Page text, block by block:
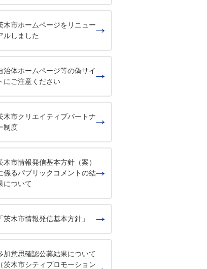
木市ホームページをリニュー
ルしました
治体ホームページ等の偽サイ
にご注意ください
木市クリエイティブパートナ
制度
木市情報発信基本方針（案）
係るパブリックコメントの結
について
「茨木市情報発信基本方針」
加意思確認公募結果について
（茨木市シティプロモーション